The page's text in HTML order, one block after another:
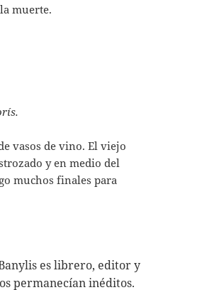
muerte.
vasos de vino. El viejo
y en medio del
muchos finales para
es librero, editor y
permanecían inéditos.